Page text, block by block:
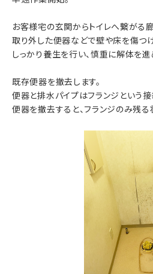
お客様宅の玄関からトイレへ繋がる
取り外した便器などで壁や床を傷つ
しっかり養生を行い、慎重に解体を進
既存便器を撤去します。
便器と排水パイプはフランジという
便器を撤去すると、フランジのみ残る